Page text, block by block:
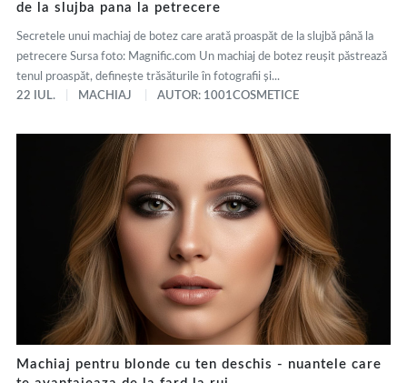
de la slujba pana la petrecere
Secretele unui machiaj de botez care arată proaspăt de la slujbă până la
petrecere Sursa foto: Magnific.com Un machiaj de botez reușit păstrează
tenul proaspăt, definește trăsăturile în fotografii și...
22 IUL.
MACHIAJ AUTOR: 1001COSMETICE
Machiaj pentru blonde cu ten deschis - nuantele care